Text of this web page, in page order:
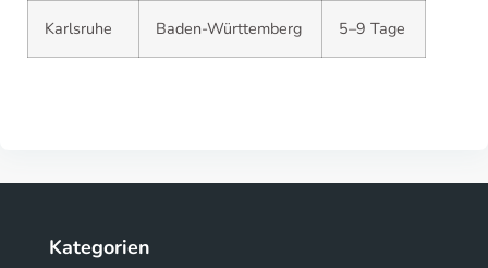
Karlsruhe Baden-Württemberg 5–9 Tage
Kategorien